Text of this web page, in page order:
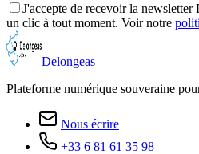
J'accepte de recevoir la
un clic à tout moment. Voir notre
Delongeas
Plateforme numérique souveraine
Nous écrire
+33 6 81 61 35 98